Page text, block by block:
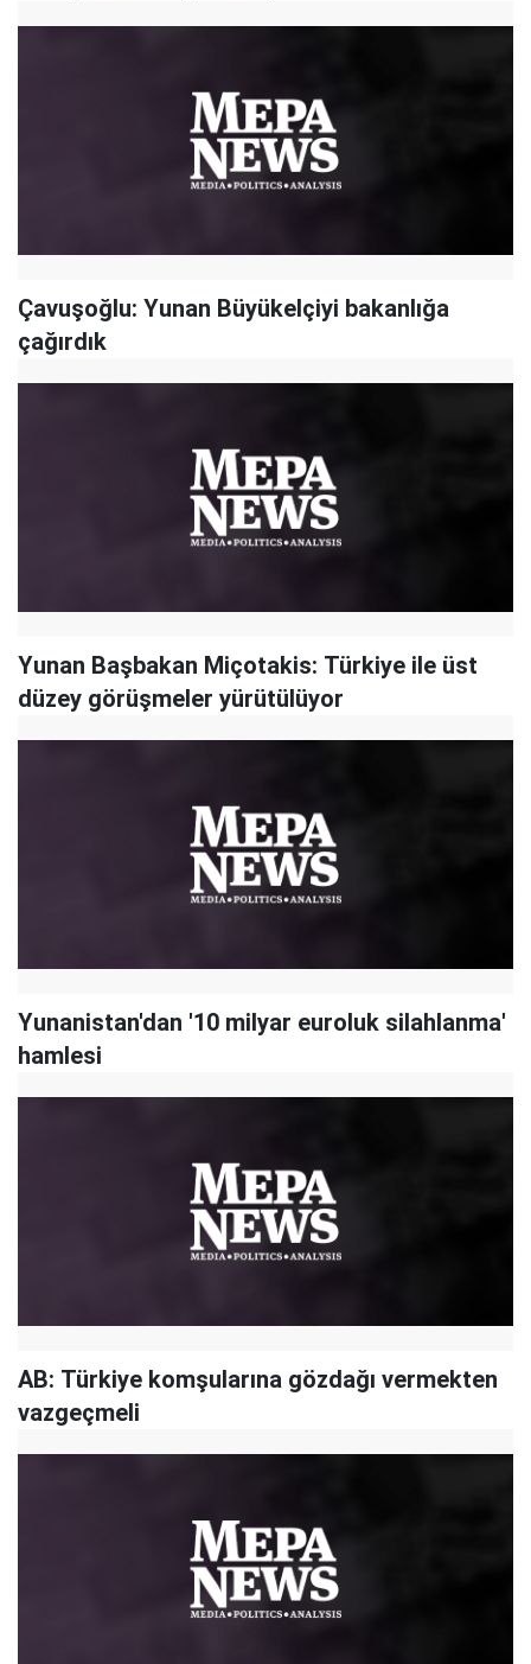
Çavuşoğlu: Yunan Büyükelçiyi bakanlığa
çağırdık
Yunan Başbakan Miçotakis: Türkiye ile üst
düzey görüşmeler yürütülüyor
Yunanistan'dan '10 milyar euroluk silahlanma'
hamlesi
AB: Türkiye komşularına gözdağı vermekten
vazgeçmeli